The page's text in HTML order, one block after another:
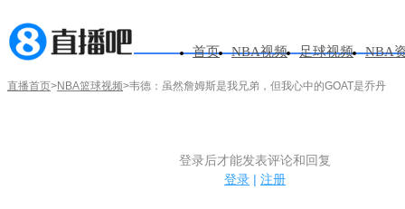
首页 NBA视频 足球视频 NBA
直播首页>NBA篮球视频>韦德：虽然詹姆斯是我兄弟，但我心中的GOAT是乔丹
抛物线进球 2026-06-11 10:40:01
登录后才能发表评论和回复
登录 | 注册
1.电脑端新用户可以发表评论了！